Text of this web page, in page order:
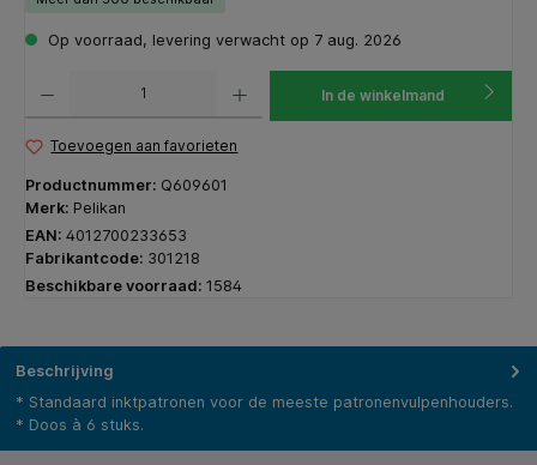
Op voorraad, levering verwacht op 7 aug. 2026
In de winkelmand
Toevoegen aan favorieten
Productnummer: Q609601
Merk: Pelikan
EAN: 4012700233653
Fabrikantcode: 301218
Beschikbare voorraad: 1584
Beschrijving
* Standaard inktpatronen voor de meeste patronenvulpenhouders.
* Doos à 6 stuks.